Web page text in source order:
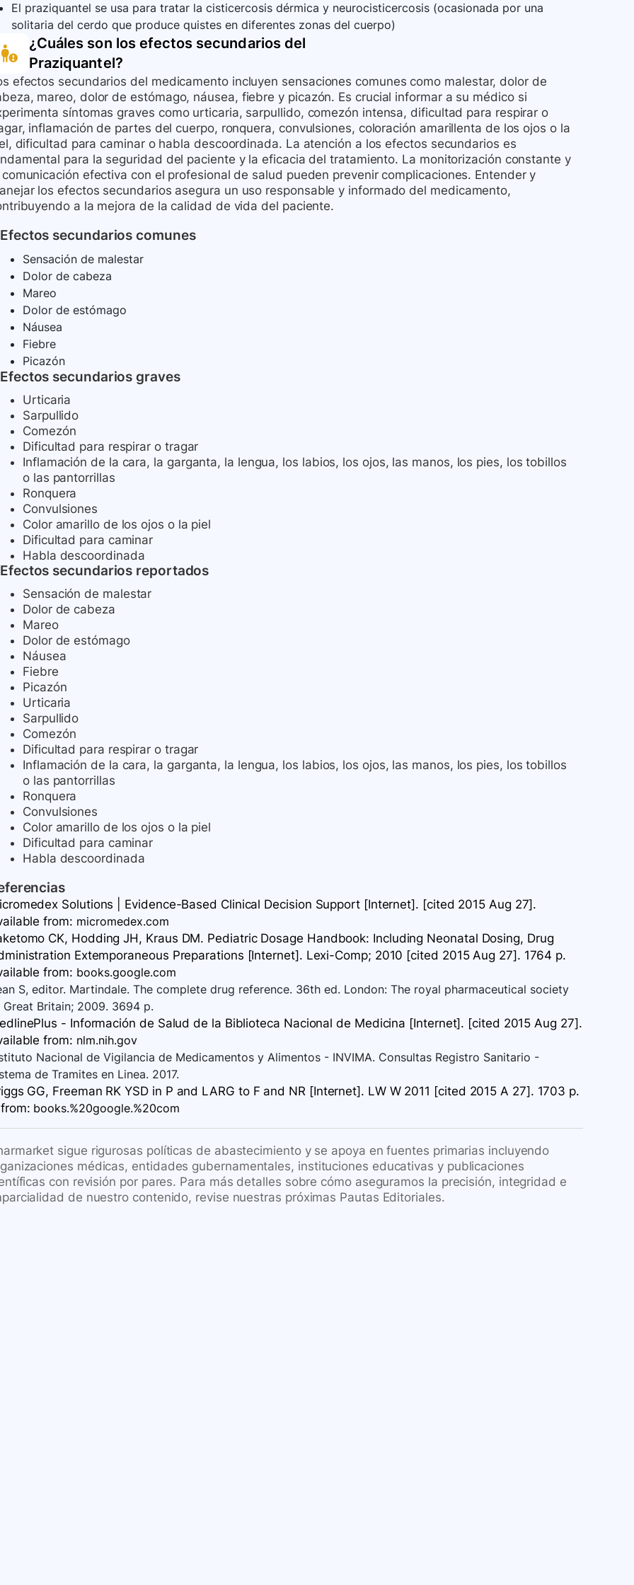
El praziquantel se usa para tratar la cisticercosis dérmica y neurocisticercosis (ocasionada por una
solitaria del cerdo que produce quistes en diferentes zonas del cuerpo)
¿Cuáles son los efectos secundarios del
Praziquantel?
efectos secundarios del medicamento incluyen sensaciones comunes como malestar, dolor de
mareo, dolor de estómago, náusea, fiebre y picazón. Es crucial informar a su médico si
síntomas graves como urticaria, sarpullido, comezón intensa, dificultad para respirar o
inflamación de partes del cuerpo, ronquera, convulsiones, coloración amarillenta de los ojos o la
dificultad para caminar o habla descoordinada. La atención a los efectos secundarios es
para la seguridad del paciente y la eficacia del tratamiento. La monitorización constante y
efectiva con el profesional de salud pueden prevenir complicaciones. Entender y
los efectos secundarios asegura un uso responsable y informado del medicamento,
a la mejora de la calidad de vida del paciente.
Efectos secundarios comunes
Sensación de malestar
Dolor de cabeza
Mareo
Dolor de estómago
Náusea
Fiebre
Picazón
Efectos secundarios graves
Urticaria
Sarpullido
Comezón
Dificultad para respirar o tragar
Inflamación de la cara, la garganta, la lengua, los labios, los ojos, las manos, los pies, los tobillos
o las pantorrillas
Ronquera
Convulsiones
Color amarillo de los ojos o la piel
Dificultad para caminar
Habla descoordinada
Efectos secundarios reportados
Sensación de malestar
Dolor de cabeza
Mareo
Dolor de estómago
Náusea
Fiebre
Picazón
Urticaria
Sarpullido
Comezón
Dificultad para respirar o tragar
Inflamación de la cara, la garganta, la lengua, los labios, los ojos, las manos, los pies, los tobillos
o las pantorrillas
Ronquera
Convulsiones
Color amarillo de los ojos o la piel
Dificultad para caminar
Habla descoordinada
Solutions | Evidence-Based Clinical Decision Support [Internet]. [cited 2015 Aug 27].
from: micromedex.com
CK, Hodding JH, Kraus DM. Pediatric Dosage Handbook: Including Neonatal Dosing, Drug
Extemporaneous Preparations [Internet]. Lexi-Comp; 2010 [cited 2015 Aug 27]. 1764 p.
from: books.google.com
S, editor. Martindale. The complete drug reference. 36th ed. London: The royal pharmaceutical society
Britain; 2009. 3694 p.
- Información de Salud de la Biblioteca Nacional de Medicina [Internet]. [cited 2015 Aug 27].
from: nlm.nih.gov
Nacional de Vigilancia de Medicamentos y Alimentos - INVIMA. Consultas Registro Sanitario -
de Tramites en Linea. 2017.
GG, Freeman RK YSD in P and LARG to F and NR [Internet]. LW W 2011 [cited 2015 A 27]. 1703 p.
books.%20google.%20com
sigue rigurosas políticas de abastecimiento y se apoya en fuentes primarias incluyendo
médicas, entidades gubernamentales, instituciones educativas y publicaciones
con revisión por pares. Para más detalles sobre cómo aseguramos la precisión, integridad e
de nuestro contenido, revise nuestras próximas Pautas Editoriales.